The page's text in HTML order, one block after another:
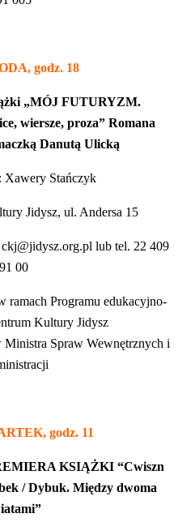
godz. 18
„MÓJ FUTURYZM.
wiersze, proza” Romana
Danutą Ulicką
Xawery Stańczyk
Jidysz, ul. Andersa 15
lub tel. 22 409
91 00
ramach Programu edukacyjno-
Kultury Jidysz
Spraw Wewnętrznych i
godz. 11
KSIĄŻKI “Cwiszn
/ Dybuk. Między dwoma